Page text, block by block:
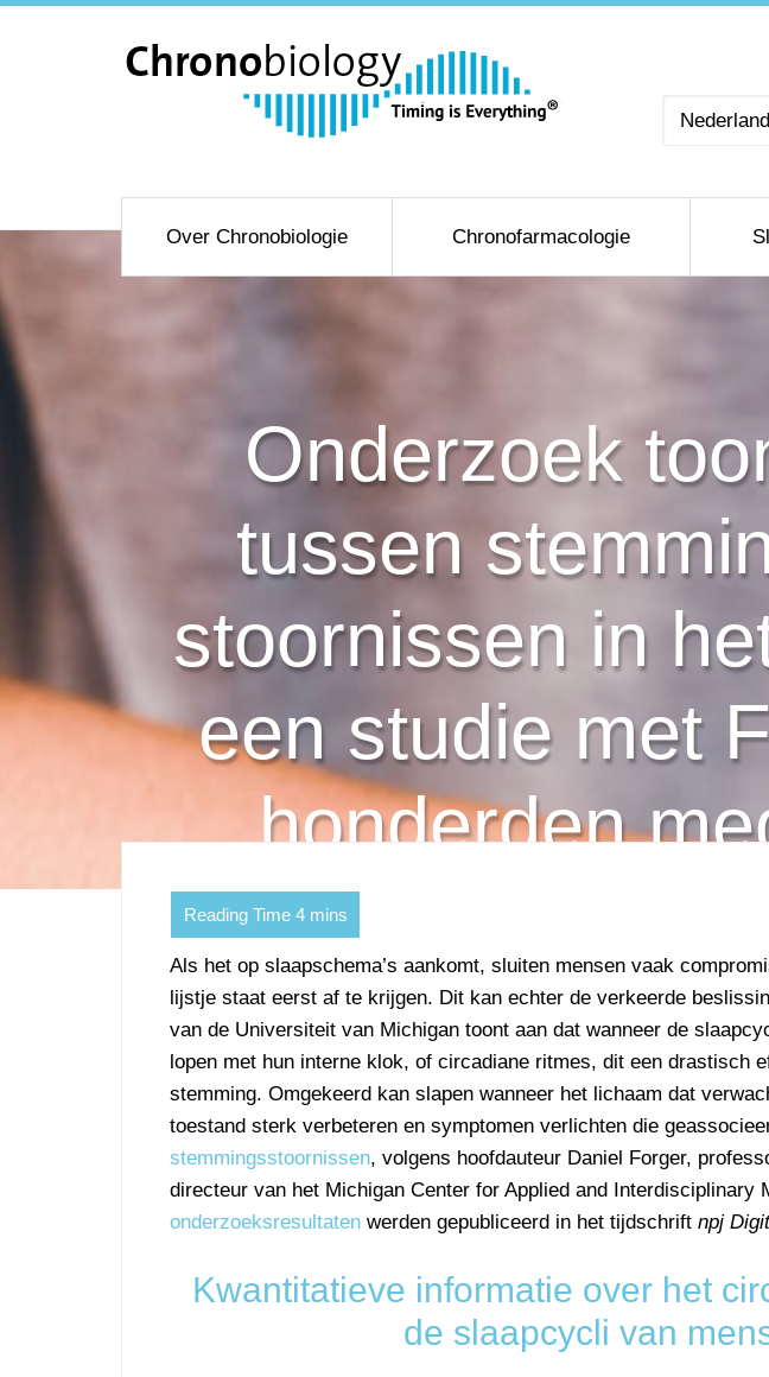
Kies
Over Chronobiologie Chronofarmacologie
Onderzoek
tussen
stoornissen in
een studie met
honderden
Als het op slaapschema’s aankomt, sluiten mensen vaak
lijstje staat eerst af te krijgen. Dit kan echter de verkeerde
van de Universiteit van Michigan toont aan dat wanneer de
lopen met hun interne klok, of circadiane ritmes, dit een drastisch
stemming. Omgekeerd kan slapen wanneer het lichaam dat
toestand sterk verbeteren en symptomen verlichten die
stemmingsstoornissen, volgens hoofdauteur Daniel Forger,
directeur van het Michigan Center for Applied and Interdisciplinary
onderzoeksresultaten werden gepubliceerd in het tijdschrift npj
Kwantitatieve informatie over het
de slaapcycli van